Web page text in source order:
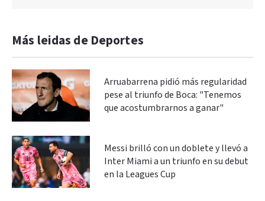
Más leidas de Deportes
Arruabarrena pidió más regularidad
pese al triunfo de Boca: "Tenemos
que acostumbrarnos a ganar"
Messi brilló con un doblete y llevó a
Inter Miami a un triunfo en su debut
en la Leagues Cup